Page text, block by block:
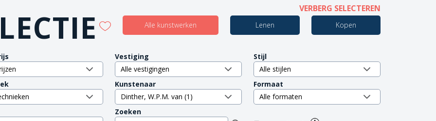
VERBERG SELECTEREN
Alle kunstwerken Lenen Kopen
Vestiging Stijl
Kunstenaar Formaat
Zoeken